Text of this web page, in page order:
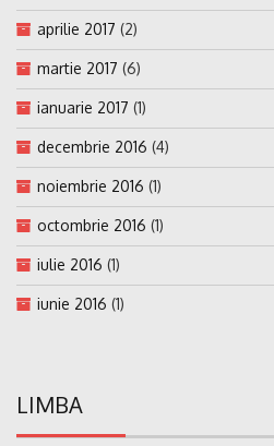
aprilie 2017 (2)
martie 2017 (6)
ianuarie 2017 (1)
decembrie 2016 (4)
noiembrie 2016 (1)
octombrie 2016 (1)
iulie 2016 (1)
iunie 2016 (1)
LIMBA